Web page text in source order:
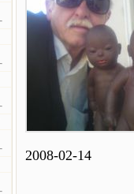
2008-02-14